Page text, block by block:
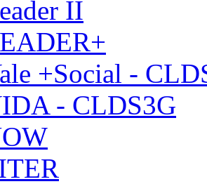
II
+Social -
- CLDS3G